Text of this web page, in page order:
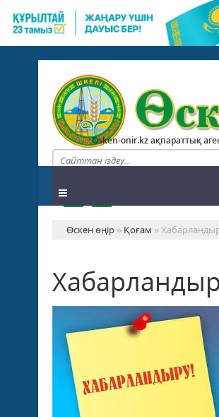
Osken-onir.kz ақпараттық
Өскен өңір » Қоғам »